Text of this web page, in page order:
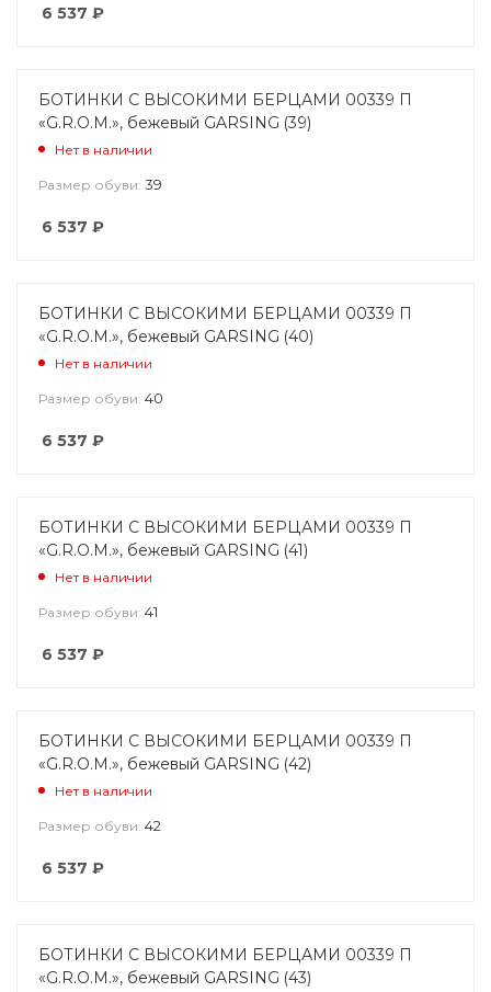
6 537 ₽
БОТИНКИ С ВЫСОКИМИ БЕРЦАМИ 00339 П
«G.R.O.M.», бежевый GARSING (39)
Нет в наличии
Размер обуви: 39
6 537 ₽
БОТИНКИ С ВЫСОКИМИ БЕРЦАМИ 00339 П
«G.R.O.M.», бежевый GARSING (40)
Нет в наличии
Размер обуви: 40
6 537 ₽
БОТИНКИ С ВЫСОКИМИ БЕРЦАМИ 00339 П
«G.R.O.M.», бежевый GARSING (41)
Нет в наличии
Размер обуви: 41
6 537 ₽
БОТИНКИ С ВЫСОКИМИ БЕРЦАМИ 00339 П
«G.R.O.M.», бежевый GARSING (42)
Нет в наличии
Размер обуви: 42
6 537 ₽
БОТИНКИ С ВЫСОКИМИ БЕРЦАМИ 00339 П
«G.R.O.M.», бежевый GARSING (43)